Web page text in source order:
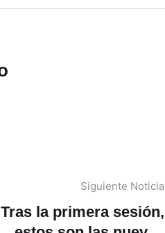
Siguiente Noticia
Tras la primera sesión,